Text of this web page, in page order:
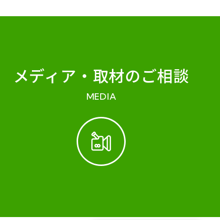
メディア・ 取材のご相談
MEDIA